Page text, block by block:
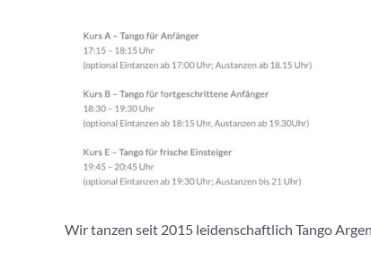
Wir tanzen seit 2015 leidenschaftlich Tango